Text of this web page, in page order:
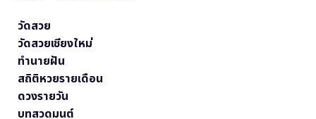
วัดสวย
วัดสวยเชียงใหม่
ทำนายฝัน
สถิติหวยรายเดือน
ดวงรายวัน
บทสวดมนต์